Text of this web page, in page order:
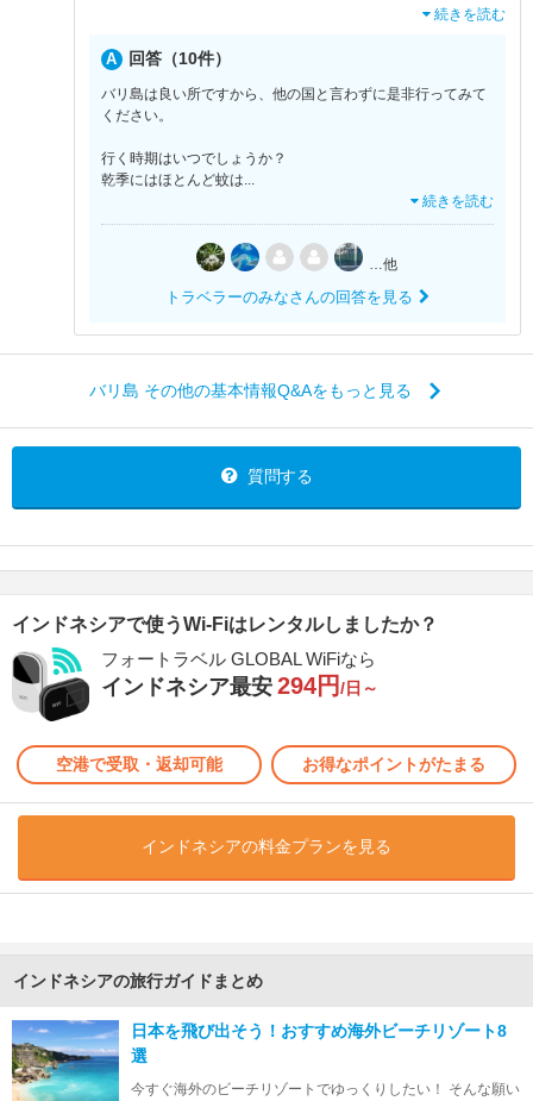
続きを読む
回答（10件）
バリ島は良い所ですから、他の国と言わずに是非行ってみて
ください。
行く時期はいつでしょうか？
乾季にはほとんど蚊は...
続きを読む
…他
トラベラーのみなさんの回答を見る
バリ島 その他の基本情報Q&Aをもっと見る
質問する
インドネシアで使うWi-Fiはレンタルしましたか？
フォートラベル GLOBAL WiFiなら
インドネシア最安 294円/日～
空港で受取・返却可能 お得なポイントがたまる
インドネシアの料金プランを見る
インドネシアの旅行ガイドまとめ
日本を飛び出そう！おすすめ海外ビーチリゾート8
選
今すぐ海外のビーチリゾートでゆっくりしたい！ そんな願い